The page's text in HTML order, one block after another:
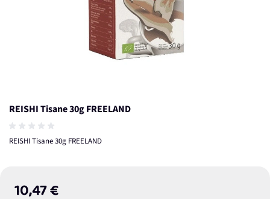
REISHI Tisane 30g FREELAND
REISHI Tisane 30g FREELAND
10,47 €